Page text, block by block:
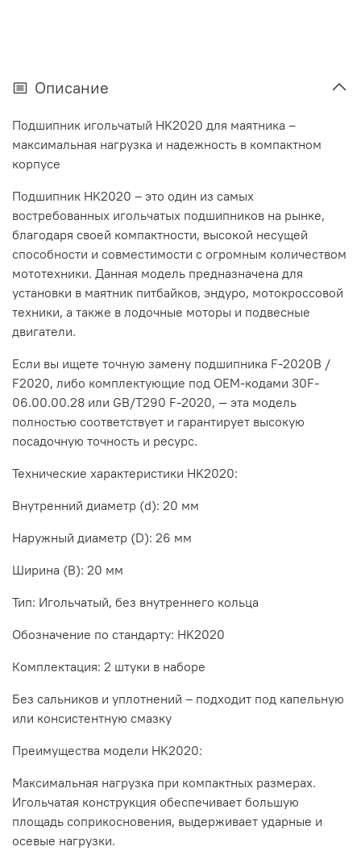
Описание
Подшипник игольчатый HK2020 для маятника –
максимальная нагрузка и надежность в компактном
корпусе
Подшипник HK2020 – это один из самых
востребованных игольчатых подшипников на рынке,
благодаря своей компактности, высокой несущей
способности и совместимости с огромным количеством
мототехники. Данная модель предназначена для
установки в маятник питбайков, эндуро, мотокроссовой
техники, а также в лодочные моторы и подвесные
двигатели.
Если вы ищете точную замену подшипника F-2020B /
F2020, либо комплектующие под OEM-кодами 30F-
06.00.00.28 или GB/T290 F-2020, — эта модель
полностью соответствует и гарантирует высокую
посадочную точность и ресурс.
Технические характеристики HK2020:
Внутренний диаметр (d): 20 мм
Наружный диаметр (D): 26 мм
Ширина (B): 20 мм
Тип: Игольчатый, без внутреннего кольца
Обозначение по стандарту: HK2020
Комплектация: 2 штуки в наборе
Без сальников и уплотнений – подходит под капельную
или консистентную смазку
Преимущества модели HK2020:
Максимальная нагрузка при компактных размерах.
Игольчатая конструкция обеспечивает большую
площадь соприкосновения, выдерживает ударные и
осевые нагрузки.